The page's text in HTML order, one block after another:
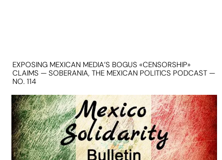
EXPOSING MEXICAN MEDIA’S BOGUS «CENSORSHIP»
CLAIMS — SOBERANIA, THE MEXICAN POLITICS PODCAST —
NO. 114